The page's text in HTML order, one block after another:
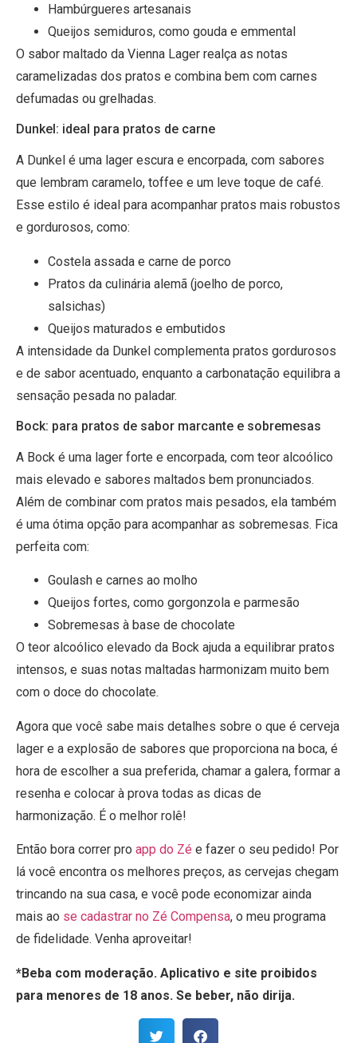
Hambúrgueres artesanais
Queijos semiduros, como gouda e emmental
O sabor maltado da Vienna Lager realça as notas
caramelizadas dos pratos e combina bem com carnes
defumadas ou grelhadas.
Dunkel: ideal para pratos de carne
A Dunkel é uma lager escura e encorpada, com sabores
que lembram caramelo, toffee e um leve toque de café.
Esse estilo é ideal para acompanhar pratos mais robustos
e gordurosos, como:
Costela assada e carne de porco
Pratos da culinária alemã (joelho de porco,
salsichas)
Queijos maturados e embutidos
A intensidade da Dunkel complementa pratos gordurosos
e de sabor acentuado, enquanto a carbonatação equilibra a
sensação pesada no paladar.
Bock: para pratos de sabor marcante e sobremesas
A Bock é uma lager forte e encorpada, com teor alcoólico
mais elevado e sabores maltados bem pronunciados.
Além de combinar com pratos mais pesados, ela também
é uma ótima opção para acompanhar as sobremesas. Fica
perfeita com:
Goulash e carnes ao molho
Queijos fortes, como gorgonzola e parmesão
Sobremesas à base de chocolate
O teor alcoólico elevado da Bock ajuda a equilibrar pratos
intensos, e suas notas maltadas harmonizam muito bem
com o doce do chocolate.
Agora que você sabe mais detalhes sobre o que é cerveja
lager e a explosão de sabores que proporciona na boca, é
hora de escolher a sua preferida, chamar a galera, formar a
resenha e colocar à prova todas as dicas de
harmonização. É o melhor rolê!
Então bora correr pro app do Zé e fazer o seu pedido! Por
lá você encontra os melhores preços, as cervejas chegam
trincando na sua casa, e você pode economizar ainda
mais ao se cadastrar no Zé Compensa, o meu programa
de fidelidade. Venha aproveitar!
*Beba com moderação. Aplicativo e site proibidos
para menores de 18 anos. Se beber, não dirija.